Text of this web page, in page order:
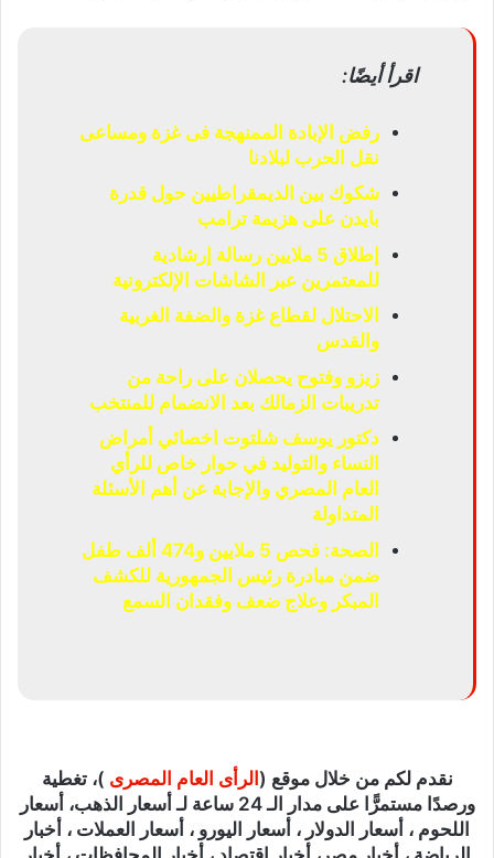
اقرأ أيضًا:
رفض الإبادة الممنهجة فى غزة ومساعى
نقل الحرب لبلادنا
شكوك بين الديمقراطيين حول قدرة
بايدن على هزيمة ترامب
إطلاق 5 ملايين رسالة إرشادية
للمعتمرين عبر الشاشات الإلكترونية
الاحتلال لقطاع غزة والضفة الغربية
والقدس
زيزو وفتوح يحصلان على راحة من
تدريبات الزمالك بعد الانضمام للمنتخب
دكتور يوسف شلتوت اخصائي أمراض
النساء والتوليد في حوار خاص للرأي
العام المصري والإجابة عن أهم الأسئلة
المتداولة
الصحة: فحص 5 ملايين و474 ألف طفل
ضمن مبادرة رئيس الجمهورية للكشف
المبكر وعلاج ضعف وفقدان السمع
نقدم لكم من خلال موقع (الرأى العام المصرى )، تغطية
ورصدًا مستمرًّا على مدار الـ 24 ساعة لـ أسعار الذهب، أسعار
اللحوم ، أسعار الدولار ، أسعار اليورو ، أسعار العملات ، أخبار